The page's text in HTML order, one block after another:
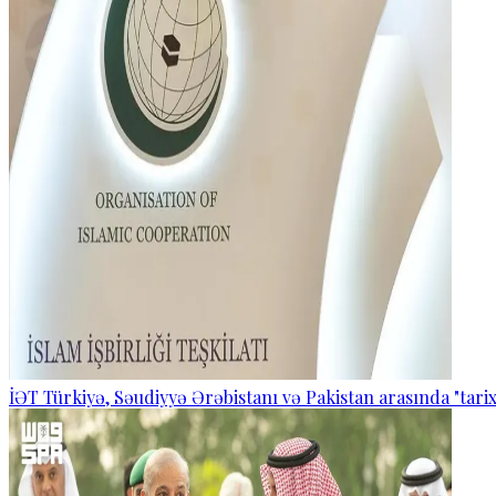
İƏT Türkiyə, Səudiyyə Ərəbistanı və Pakistan arasında